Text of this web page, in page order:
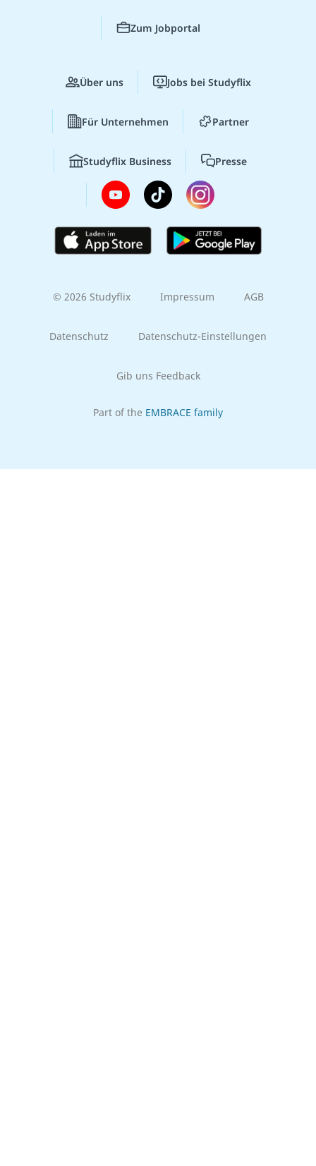
Zum Jobportal
Über uns Jobs bei Studyflix
Für Unternehmen Partner
Studyflix Business Presse
© 2026 Studyflix Impressum AGB
Datenschutz Datenschutz-Einstellungen
Gib uns Feedback
Part of the EMBRACE family